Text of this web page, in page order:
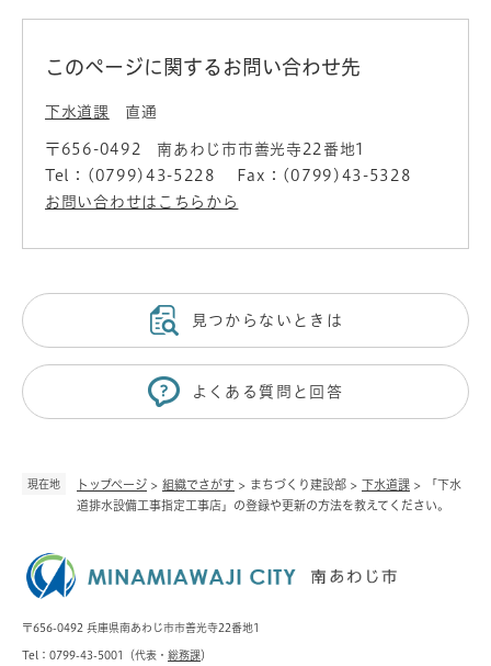
現在地 トップページ > 組織でさがす > まちづくり建設部 > 下水道課 >
「下水
道排水設備工事指定工事店」の登録や更新の方法を教えてください。
このページに関するお問い合わせ先
下水道課 直通
〒656-0492
南あわじ市市善光寺22番地1
Tel：(0799)43-5228
Fax：(0799)43-5328
お問い合わせはこちらから
見つからないときは
よくある質問と回答
〒656-0492 兵庫県南あわじ市市善光寺22番地1
Tel：0799-43-5001（代表・ 総務課）